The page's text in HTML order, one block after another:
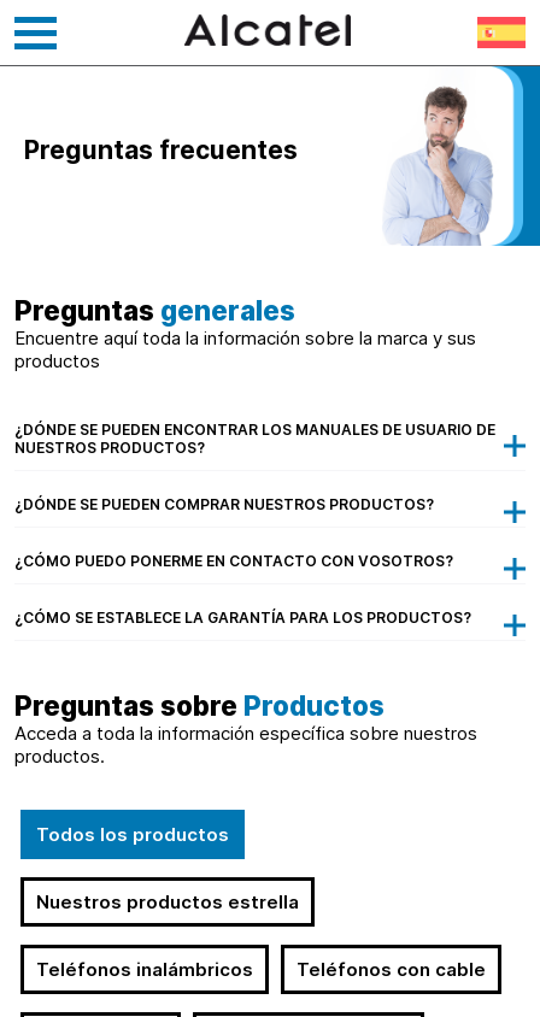
Preguntas frecuentes
Preguntas generales
Encuentre aquí toda la información sobre la marca y sus
productos
¿DÓNDE SE PUEDEN ENCONTRAR LOS MANUALES DE USUARIO DE
NUESTROS PRODUCTOS?
¿DÓNDE SE PUEDEN COMPRAR NUESTROS PRODUCTOS?
¿CÓMO PUEDO PONERME EN CONTACTO CON VOSOTROS?
¿CÓMO SE ESTABLECE LA GARANTÍA PARA LOS PRODUCTOS?
Preguntas sobre Productos
Acceda a toda la información específica sobre nuestros
productos.
Todos los productos
Nuestros productos estrella
Teléfonos inalámbricos Teléfonos con cable